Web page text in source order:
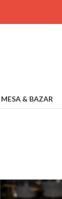
MESA & BAZAR